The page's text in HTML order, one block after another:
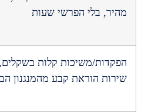
בלי הפרשי שעות
משיכות קלות בשקלים, כולל
הוראת קבע מהמנגנון הבנקאי